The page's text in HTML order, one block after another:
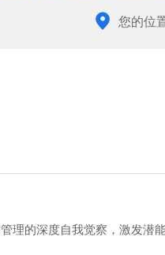
您的位
的深度自我觉察，激发潜